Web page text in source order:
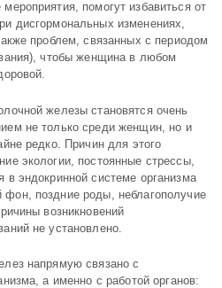
помогут избавиться от
дисгормональных изменениях,
проблем, связанных с периодом
чтобы женщина в любом
железы становятся очень
не только среди женщин, но и
редко. Причин для этого
экологии, постоянные стрессы,
в эндокринной системе организма
поздние роды, неблагополучие
возникновений
не установлено.
напрямую связано с
а именно с работой органов: